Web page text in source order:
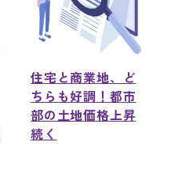
住宅と商業地、ど
ちらも好調！都市
部の土地価格上昇
続く